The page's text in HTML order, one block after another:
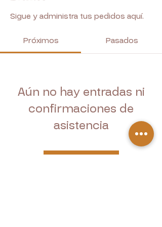
Sigue y administra tus pedidos aquí.
Próximos Pasados
Aún no hay entradas ni
confirmaciones de
asistencia